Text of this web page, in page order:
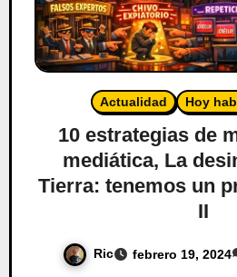
Actualidad Hoy
10 estrategias de
mediática, La
Tierra: tenemos un
II
Ric febrero 19, 2024